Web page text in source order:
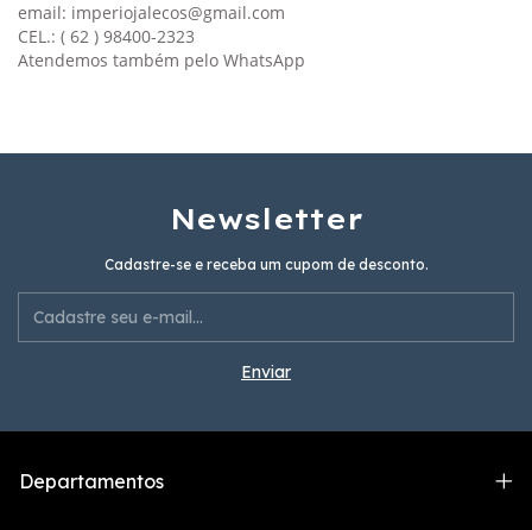
email: imperiojalecos@gmail.com
CEL.: ( 62 ) 98400-2323
Atendemos também pelo WhatsApp
Newsletter
Cadastre-se e receba um cupom de desconto.
Departamentos